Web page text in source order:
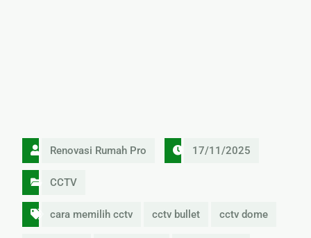
Renovasi Rumah Pro 17/11/2025
CCTV
cara memilih cctv cctv bullet cctv dome